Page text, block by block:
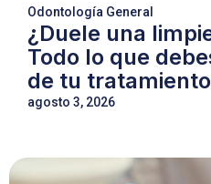
Odontología General
¿Duele una
Todo lo que
de tu tratamiento
agosto 3, 2026